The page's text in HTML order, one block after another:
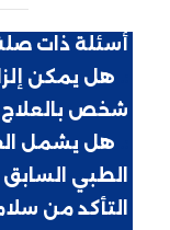
أسئلة ذات صلة
هل يمكن إلزام
شخص بالعلاج ؟
هل يشمل
الطبي السابق
التأكد من